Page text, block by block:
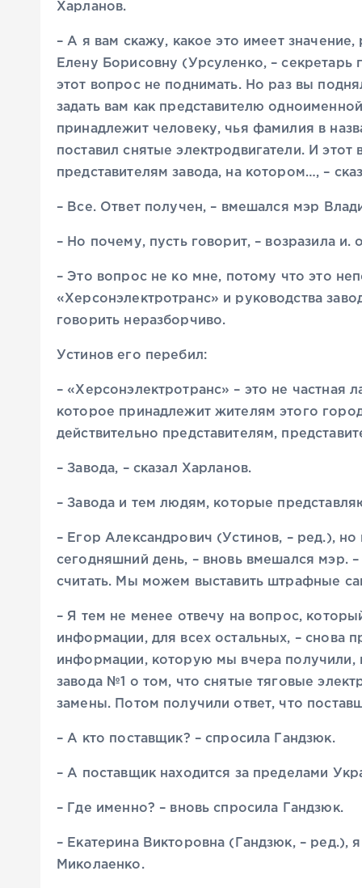
Харланов.
– А я вам скажу, какое это имеет
Елену Борисовну (Урсуленко, – секретарь
этот вопрос не поднимать. Но раз вы
задать вам как представителю
принадлежит человеку, чья фамилия в
поставил снятые электродвигатели. И
представителям завода, на котором…, –
– Все. Ответ получен, – вмешался мэр
– Но почему, пусть говорит, – возразила и.
– Это вопрос не ко мне, потому что это
«Херсонэлектротранс» и руководства
говорить неразборчиво.
Устинов его перебил:
– «Херсонэлектротранс» – это не частная
которое принадлежит жителям этого
действительно представителям,
– Завода, – сказал Харланов.
– Завода и тем людям, которые
– Егор Александрович (Устинов, – ред.),
сегодняшний день, – вновь вмешался мэр.
считать. Мы можем выставить штрафные
– Я тем не менее отвечу на вопрос,
информации, для всех остальных, – снова
информации, которую мы вчера получили,
завода №1 о том, что снятые тяговые
замены. Потом получили ответ, что
– А кто поставщик? – спросила Гандзюк.
– А поставщик находится за пределами
– Где именно? – вновь спросила Гандзюк.
– Екатерина Викторовна (Гандзюк, – ред.),
Миколаенко.